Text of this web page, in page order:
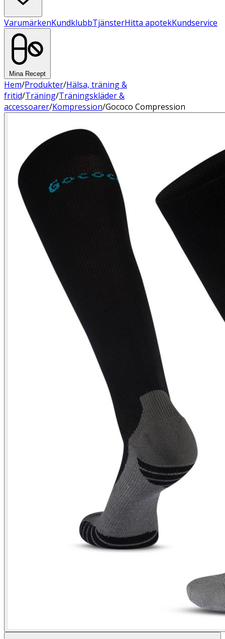
VarumärkenKundklubbTjänsterHitta apotekKundservice
Mina Recept
Hem/Produkter/Hälsa, träning &
fritid/Träning/Träningskläder &
accessoarer/Kompression/Gococo Compression